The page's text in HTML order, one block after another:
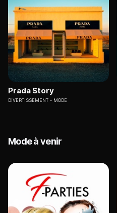
Prada Story
DIVERTISSEMENT MODE
Mode à venir